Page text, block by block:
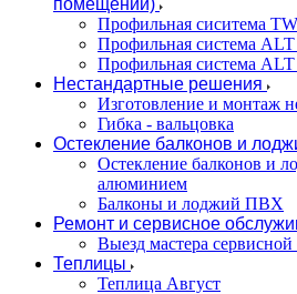
помещений)
Профильная сиситема
Профильная система
Профильная система
Нестандартные решения
Изготовление и монтаж
Гибка - вальцовка
Остекление балконов и
Остекление балконов и
алюминием
Балконы и лоджий ПВХ
Ремонт и сервисное
Выезд мастера
Теплицы
Теплица Август